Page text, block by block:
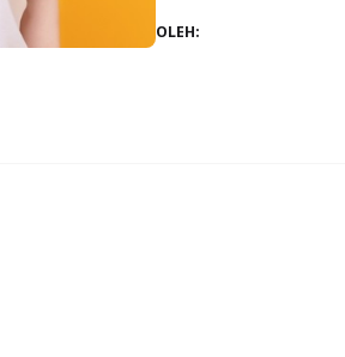
mengenali dan
OLEH: